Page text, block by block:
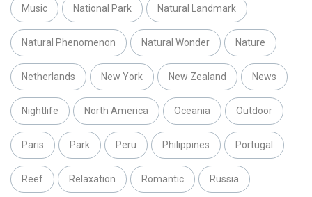
Music National Park Natural Landmark
Natural Phenomenon Natural Wonder Nature
Netherlands New York New Zealand News
Nightlife North America Oceania Outdoor
Paris Park Peru Philippines Portugal
Reef Relaxation Romantic Russia